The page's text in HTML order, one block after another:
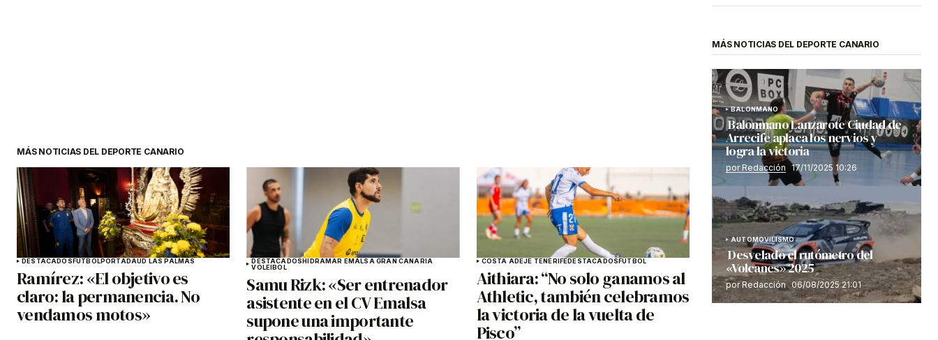
MÁS NOTICIAS DEL DEPORTE CANARIO
DESTACADOSFÚTBOLPORTADAUD LAS PALMAS
Ramírez: «El objetivo es
claro: la permanencia. No
vendamos motos»
DESTACADOSHIDRAMAR EMALSA GRAN CANARIA
VOLEIBOL
Samu Rizk: «Ser entrenador
asistente en el CV Emalsa
supone una importante
COSTA ADEJE TENERIFEDESTACADOSFÚTBOL
Aithiara: “No solo ganamos al
Athletic, también celebramos
la victoria de la vuelta de
Pisco”
MÁS NOTICIAS DEL DEPORTE CANARIO
BALONMANO
Balonmano Lanzarote Ciudad de
Arrecife aplaca los nervios y
logra la victoria
por Redacción 17/11/2025 10:26
AUTOMOVILISMO
Desvelado el rutómetro del
«Volcanes» 2025
por Redacción 06/08/2025 21:01